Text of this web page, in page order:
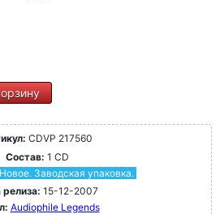
CDVP 217560
Состав: 1 CD
Новое. Заводская упаковка.
релиза: 15-12-2007
Audiophile Legends